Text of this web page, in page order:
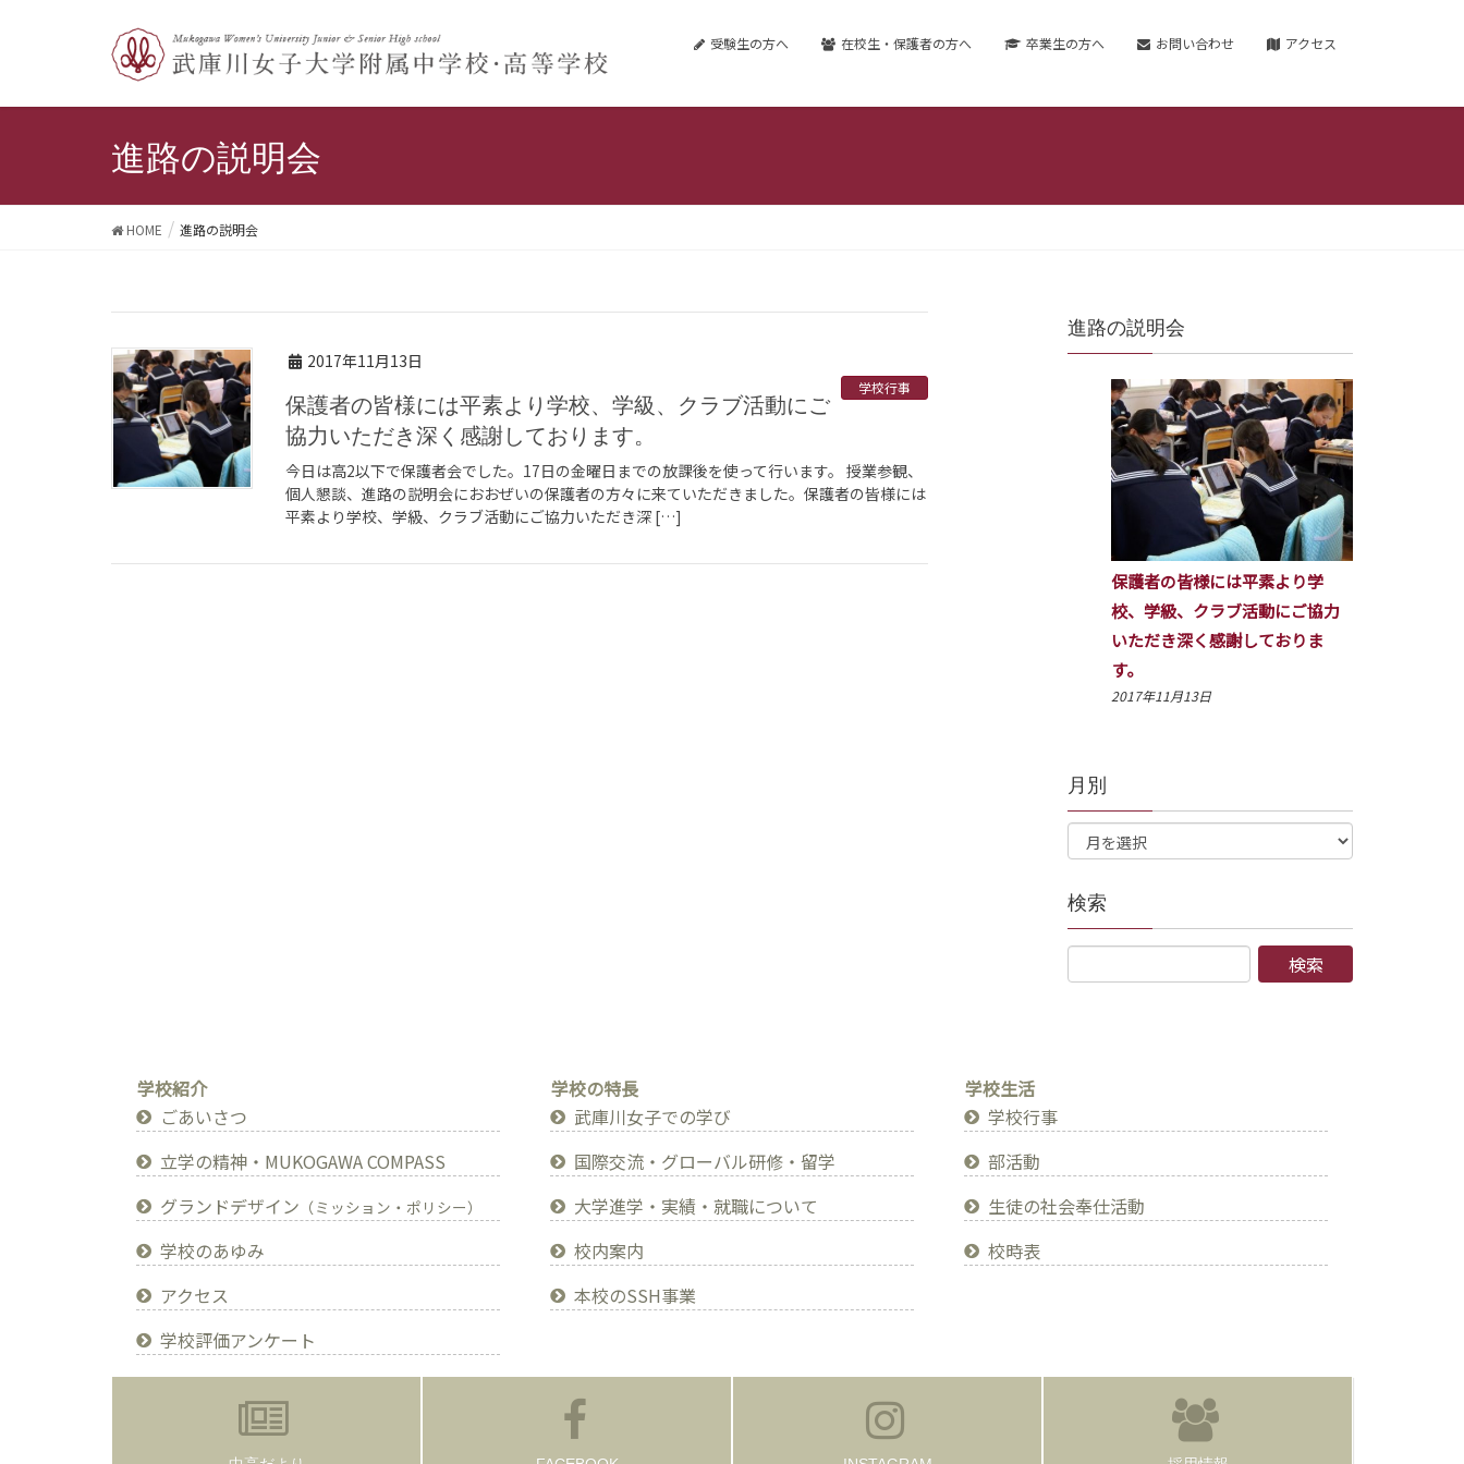
受験生の方へ 在校生・保護者の方へ 卒業生の方へ お問い合わせ アクセス
進路の説明会
HOME 進路の説明会
2017年11月13日
学校行事
保護者の皆様には平素より学校、学級、クラブ活動にご
協力いただき深く感謝しております。
今日は高2以下で保護者会でした。17日の金曜日までの放課後を使って行います。 授業参観、
個人懇談、進路の説明会におおぜいの保護者の方々に来ていただきました。保護者の皆様には
平素より学校、学級、クラブ活動にご協力いただき深 […]
進路の説明会
保護者の皆様には平素より学
校、学級、クラブ活動にご協力
いただき深く感謝しておりま
す。
2017年11月13日
月別
検索
学校紹介
ごあいさつ
立学の精神・MUKOGAWA COMPASS
グランドデザイン （ミッション・ポリシー）
学校のあゆみ
アクセス
学校評価アンケート
学校の特長
武庫川女子での学び
国際交流・グローバル研修・留学
大学進学・実績・就職について
校内案内
本校のSSH事業
学校生活
学校行事
部活動
生徒の社会奉仕活動
校時表